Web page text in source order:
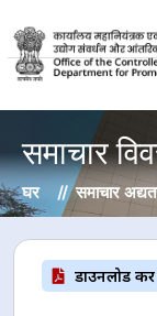
समाचार
घर समाचार
डाउनलोड